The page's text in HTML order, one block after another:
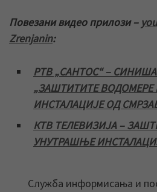
Повезани видео прилози –
Zrenjanin:
РТВ „САНТОС“ –
„ЗАШТИТИТЕ
ИНСТАЛАЦИЈЕ ОД
КТВ ТЕЛЕВИЗИЈА –
УНУТРАШЊЕ
Служба информисања и